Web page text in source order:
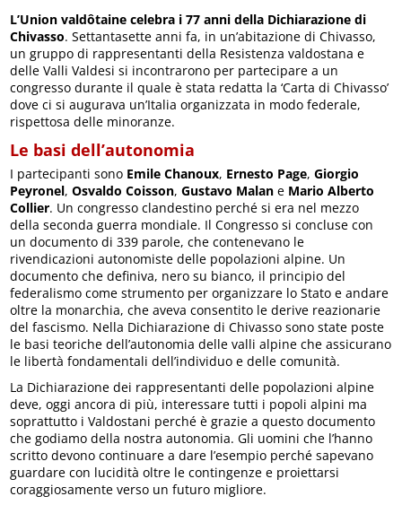
L’Union valdôtaine celebra i 77 anni della Dichiarazione di
Chivasso. Settantasette anni fa, in un’abitazione di Chivasso,
un gruppo di rappresentanti della Resistenza valdostana e
delle Valli Valdesi si incontrarono per partecipare a un
congresso durante il quale è stata redatta la ‘Carta di Chivasso’
dove ci si augurava un’Italia organizzata in modo federale,
rispettosa delle minoranze.
Le basi dell’autonomia
I partecipanti sono Emile Chanoux, Ernesto Page,Giorgio
Peyronel,Osvaldo Coisson,Gustavo Malan e Mario Alberto
Collier. Un congresso clandestino perché si era nel mezzo
della seconda guerra mondiale. Il Congresso si concluse con
un documento di 339 parole, che contenevano le
rivendicazioni autonomiste delle popolazioni alpine. Un
documento che definiva, nero su bianco, il principio del
federalismo come strumento per organizzare lo Stato e andare
oltre la monarchia, che aveva consentito le derive reazionarie
del fascismo. Nella Dichiarazione di Chivasso sono state poste
le basi teoriche dell’autonomia delle valli alpine che assicurano
le libertà fondamentali dell’individuo e delle comunità.
La Dichiarazione dei rappresentanti delle popolazioni alpine
deve, oggi ancora di più, interessare tutti i popoli alpini ma
soprattutto i Valdostani perché è grazie a questo documento
che godiamo della nostra autonomia. Gli uomini che l’hanno
scritto devono continuare a dare l’esempio perché sapevano
guardare con lucidità oltre le contingenze e proiettarsi
coraggiosamente verso un futuro migliore.